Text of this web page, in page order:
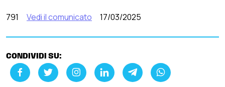
791 Vedi il comunicato 17/03/2025
CONDIVIDI SU: